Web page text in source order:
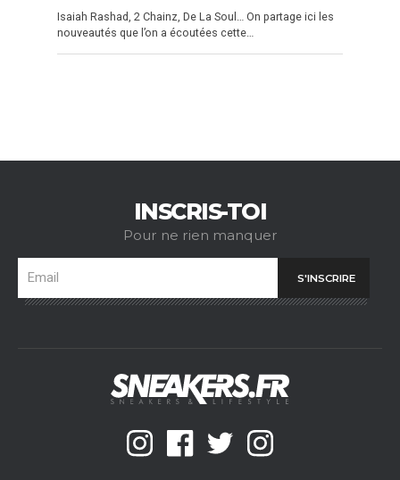
Isaiah Rashad, 2 Chainz, De La Soul… On partage ici les
nouveautés que l’on a écoutées cette…
INSCRIS-TOI
Pour ne rien manquer